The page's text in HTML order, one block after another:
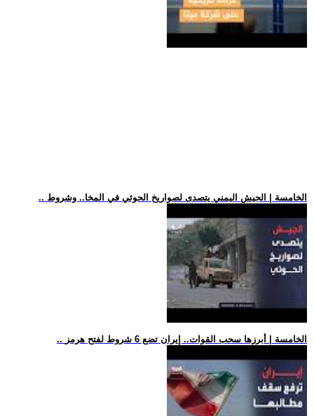
.. الخامسة | الجيش اليمني يتصدى لصواريخ الحوثي في المخا.. وشروط
.. الخامسة | أبرزها سحب القوات.. إيران تضع 6 شروط لفتح هرمز